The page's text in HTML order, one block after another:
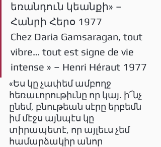
եռանդուն կեանքի» –
Հանրի Հերօ 1977
Chez Daria Gamsaragan, tout
vibre… tout est signe de vie
intense » – Henri Héraut 1977
«Ես կը չափեմ ամբողջ
հեռաւորութիւնը որ կայ. ի՜նչ
ընեմ, բնութեան սէրը երբեմն
իմ մէջս այնպէս կը
տիրապետէ, որ այլեւս չեմ
համարձակիր անոր